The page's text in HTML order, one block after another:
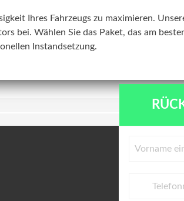
Ihres Fahrzeugs zu maximieren.
bei. Wählen Sie das Paket, das am
Instandsetzung.